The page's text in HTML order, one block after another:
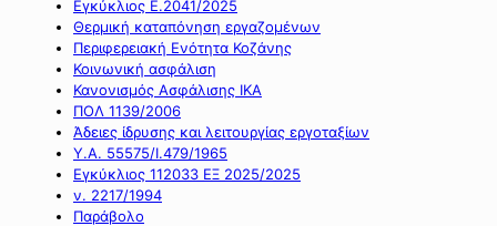
Εγκύκλιος Ε.2041/2025
Θερμική καταπόνηση εργαζομένων
Περιφερειακή Ενότητα Κοζάνης
Κοινωνική ασφάλιση
Κανονισμός Ασφάλισης ΙΚΑ
ΠΟΛ 1139/2006
Άδειες ίδρυσης και λειτουργίας εργοταξίων
Υ.Α. 55575/Ι.479/1965
Εγκύκλιος 112033 ΕΞ 2025/2025
ν. 2217/1994
Παράβολο